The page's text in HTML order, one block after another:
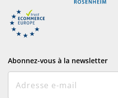
Abonnez-vous à la newsletter